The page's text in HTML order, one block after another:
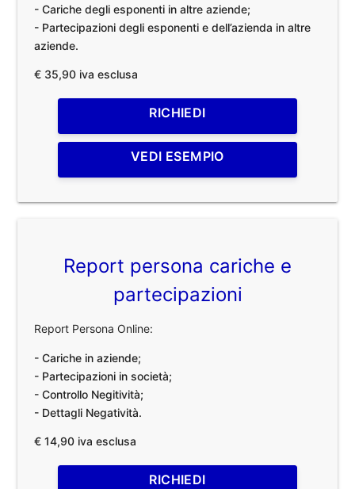
- Cariche degli esponenti in altre aziende;
- Partecipazioni degli esponenti e dell’azienda in altre
aziende.
€ 35,90 iva esclusa
RICHIEDI
VEDI ESEMPIO
Report persona cariche e
partecipazioni
Report Persona Online:
- Cariche in aziende;
- Partecipazioni in società;
- Controllo Negitività;
- Dettagli Negatività.
€ 14,90 iva esclusa
RICHIEDI